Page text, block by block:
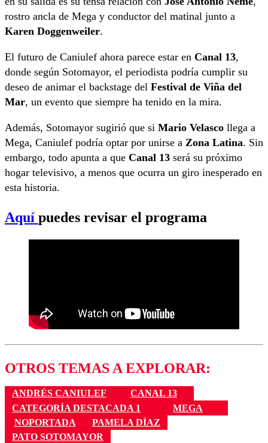
rostro ancla de Mega y conductor del matinal junto a
Karen Doggenweiler.
El futuro de Caniulef ahora parece estar en Canal 13,
donde según Sotomayor, el periodista podría cumplir su
deseo de animar el backstage del Festival de Viña del
Mar, un evento que siempre ha tenido en la mira.
Además, Sotomayor sugirió que si Mario Velasco llega a
Mega, Caniulef podría optar por unirse a Zona Latina. Sin
embargo, todo apunta a que Canal 13 será su próximo
hogar televisivo, a menos que ocurra un giro inesperado en
esta historia.
Aquí puedes revisar el programa
OTROS TEMAS A EXPLORAR:
ANDRÉS CANIULEF
CANAL 13
CATEGORÍA DESTACADA 1
MEGA
NOPORTADA
PAMELA DÍAZ
PATO SOTOMAYOR